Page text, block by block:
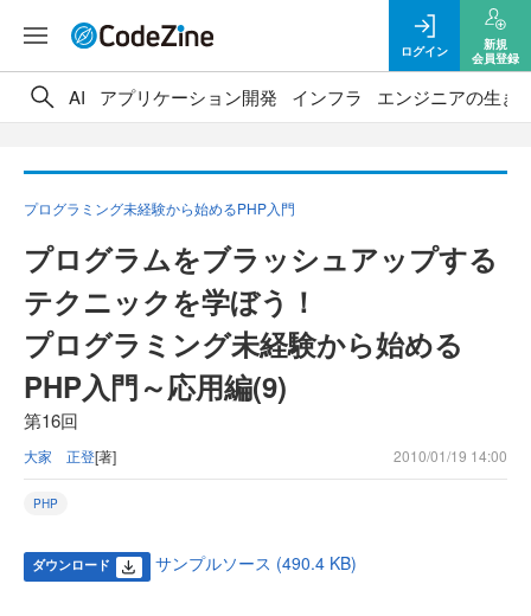
ログイン
新規
会員登録
AI アプリケーション開発 インフラ エンジニアの生き
プログラミング未経験から始めるPHP入門
プログラムをブラッシュアップする
テクニックを学ぼう！
プログラミング未経験から始める
PHP入門～応用編(9)
第16回
大家 正登[著] 2010/01/19 14:00
PHP
ダウンロード サンプルソース (490.4 KB)